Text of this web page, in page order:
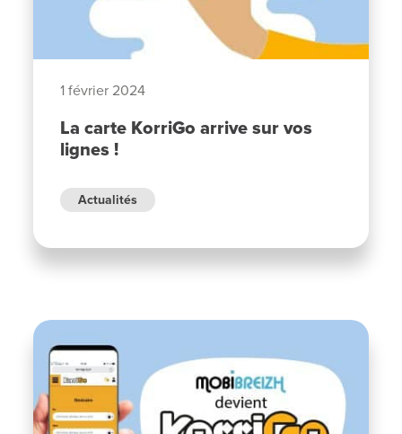
1 février 2024
La carte KorriGo arrive sur vos
lignes !
Actualités